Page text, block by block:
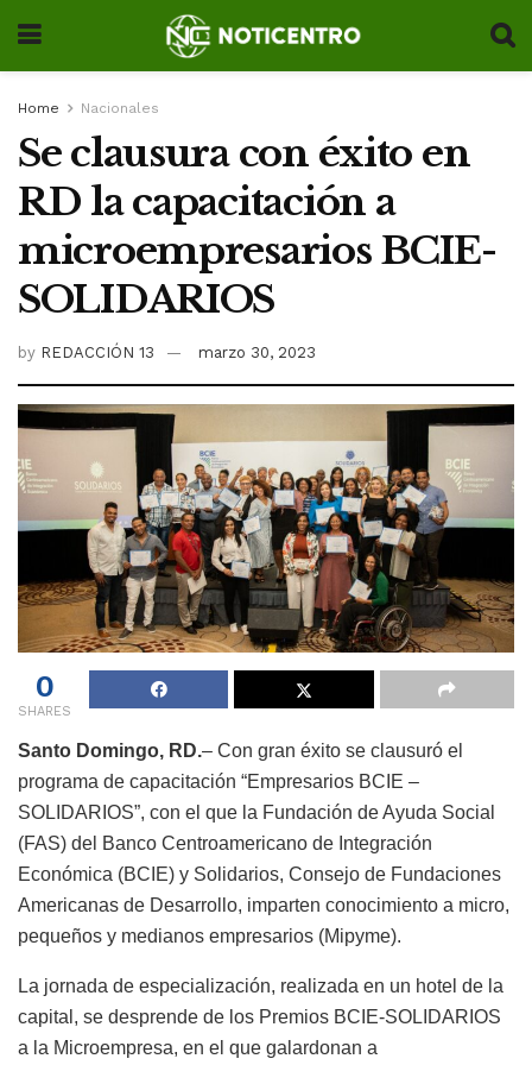
Home Nacionales
Se clausura con éxito en
RD la capacitación a
microempresarios BCIE-
SOLIDARIOS
by REDACCIÓN 13 marzo 30, 2023
0
SHARES
Santo Domingo, RD.– Con gran éxito se clausuró el
programa de capacitación “Empresarios BCIE –
SOLIDARIOS”, con el que la Fundación de Ayuda Social
(FAS) del Banco Centroamericano de Integración
Económica (BCIE) y Solidarios, Consejo de Fundaciones
Americanas de Desarrollo, imparten conocimiento a micro,
pequeños y medianos empresarios (Mipyme).
La jornada de especialización, realizada en un hotel de la
capital, se desprende de los Premios BCIE-SOLIDARIOS
a la Microempresa, en el que galardonan a